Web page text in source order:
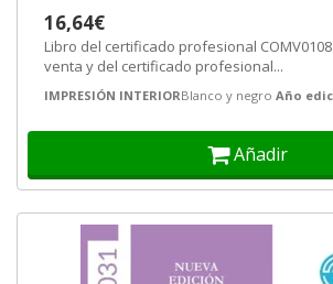
16,64€
Libro del certificado profesional
venta y del certificado profesional...
IMPRESIÓN INTERIORBlanco y negro Año
Añadir